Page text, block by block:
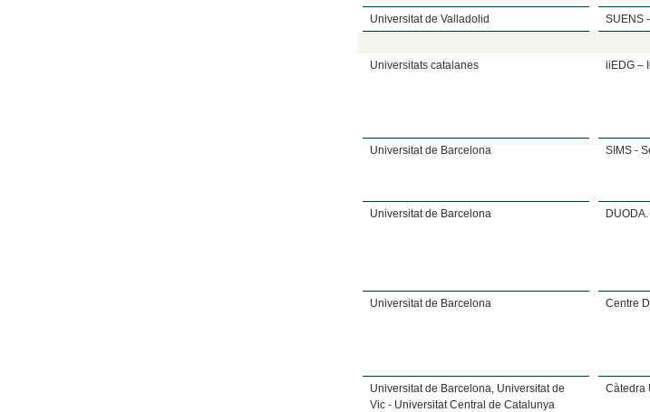
Universitat de Valladolid SUENS
Universitats catalanes
iiEDG –
Universitat de Barcelona SIMS -
Universitat de Barcelona
Universitat de Barcelona Centre
Universitat de Barcelona, Universitat de
Vic - Universitat Central de Catalunya
Càtedra